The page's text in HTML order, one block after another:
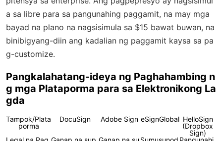
a sa libre para sa pangunahing paggamit, na may mga
bayad na plano na nagsisimula sa $15 bawat buwan, na
binibigyang-diin ang kadalian ng paggamit kaysa sa pa
g-customize.
Pangkalahatang-ideya ng Paghahambing n
g mga Plataporma para sa Elektronikong La
gda
Tampok/Plata
porma
DocuSign Adobe Sign eSignGlobal HelloSign
(Dropbox
Sign)